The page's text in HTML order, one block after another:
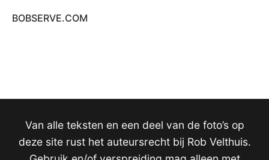
BOBSERVE.COM
Van alle teksten en een deel van de foto’s op
deze site rust het auteursrecht bij Rob Velthuis.